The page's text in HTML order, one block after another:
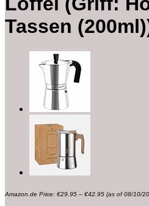
Tassen
Amazon.de Price: €29.95 – €42.95 €29.95
(as of 08/10/